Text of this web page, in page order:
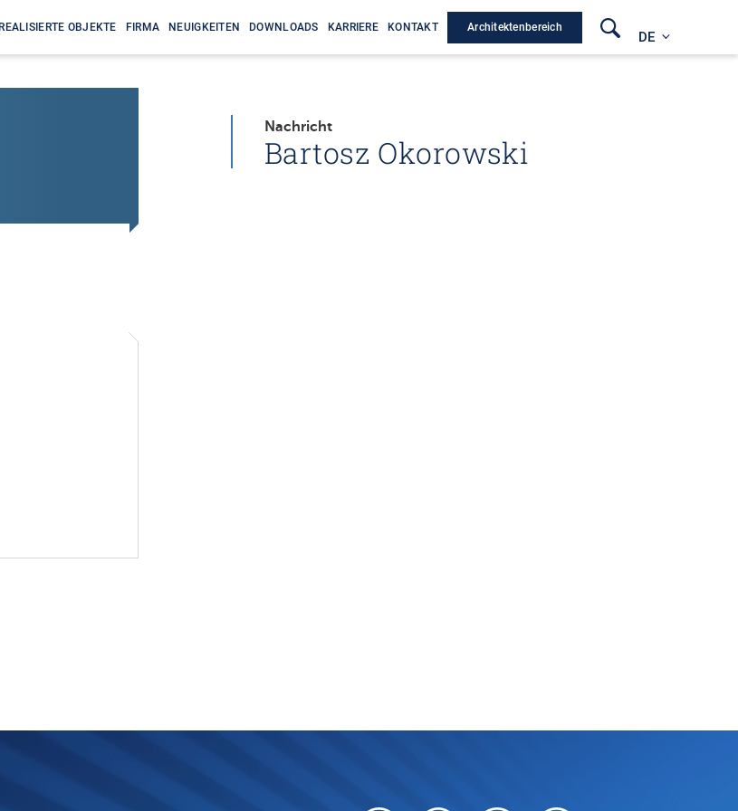
REALISIERTE OBJEKTE FIRMA NEUIGKEITEN DOWNLOADS KARRIERE KONTAKT Architektenbereich
DE
Nachricht
Bartosz Okorowski